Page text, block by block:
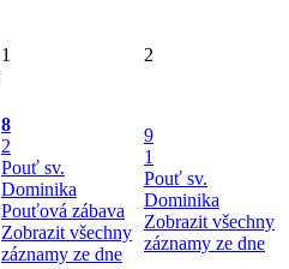
1 2
8
2
Pouť sv.
Dominika
Pouťová zábava
Zobrazit všechny
záznamy ze dne
9
1
Pouť sv.
Dominika
Zobrazit všechny
záznamy ze dne